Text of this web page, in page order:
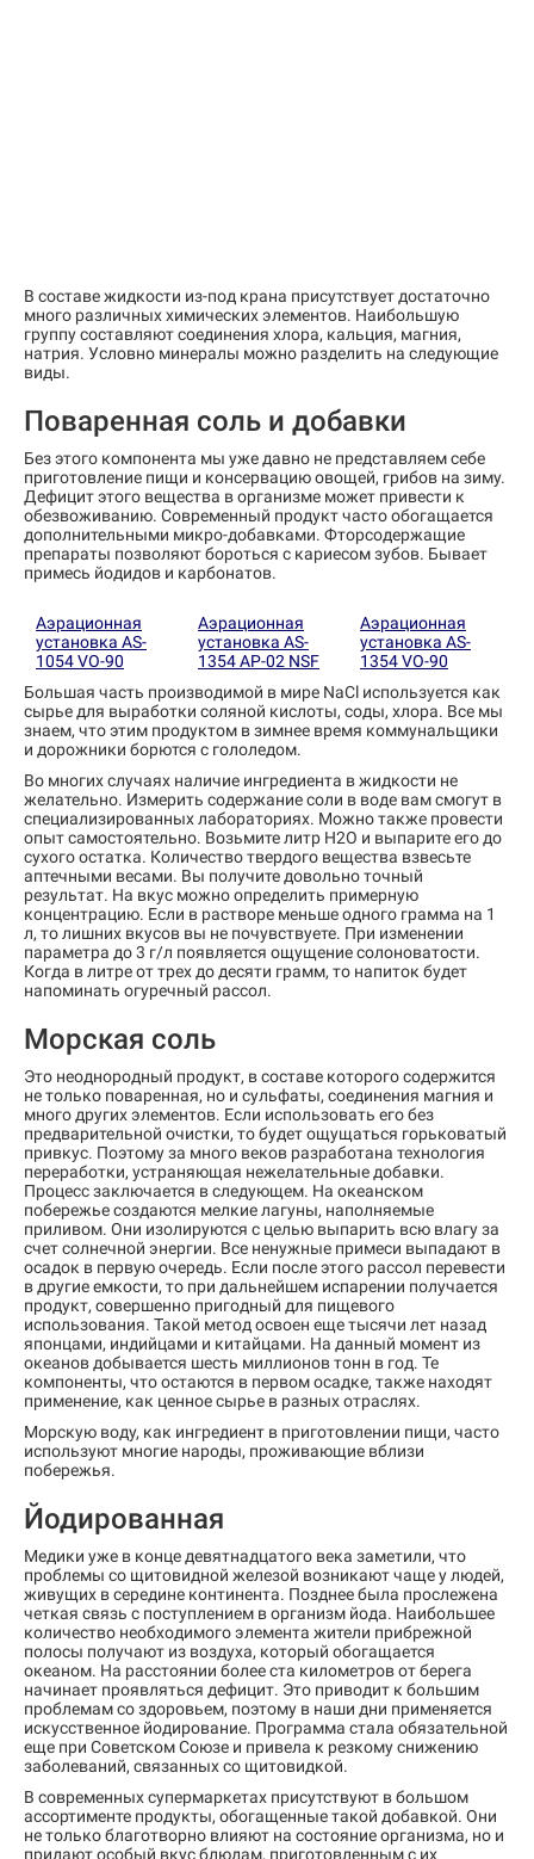
В составе жидкости из-под крана присутствует достаточно
много различных химических элементов. Наибольшую
группу составляют соединения хлора, кальция, магния,
натрия. Условно минералы можно разделить на следующие
виды.
Поваренная соль и добавки
Без этого компонента мы уже давно не представляем себе
приготовление пищи и консервацию овощей, грибов на зиму.
Дефицит этого вещества в организме может привести к
обезвоживанию. Современный продукт часто обогащается
дополнительными микро-добавками. Фторсодержащие
препараты позволяют бороться с кариесом зубов. Бывает
примесь йодидов и карбонатов.
Аэрационная
установка AS-
1054 VO-90
Аэрационная
установка AS-
1354 AP-02 NSF
Аэрационная
установка AS-
1354 VO-90
Большая часть производимой в мире NaCl используется как
сырье для выработки соляной кислоты, соды, хлора. Все мы
знаем, что этим продуктом в зимнее время коммунальщики
и дорожники борются с гололедом.
Во многих случаях наличие ингредиента в жидкости не
желательно. Измерить содержание соли в воде вам смогут в
специализированных лабораториях. Можно также провести
опыт самостоятельно. Возьмите литр Н2О и выпарите его до
сухого остатка. Количество твердого вещества взвесьте
аптечными весами. Вы получите довольно точный
результат. На вкус можно определить примерную
концентрацию. Если в растворе меньше одного грамма на 1
л, то лишних вкусов вы не почувствуете. При изменении
параметра до 3 г/л появляется ощущение солоноватости.
Когда в литре от трех до десяти грамм, то напиток будет
напоминать огуречный рассол.
Морская соль
Это неоднородный продукт, в составе которого содержится
не только поваренная, но и сульфаты, соединения магния и
много других элементов. Если использовать его без
предварительной очистки, то будет ощущаться горьковатый
привкус. Поэтому за много веков разработана технология
переработки, устраняющая нежелательные добавки.
Процесс заключается в следующем. На океанском
побережье создаются мелкие лагуны, наполняемые
приливом. Они изолируются с целью выпарить всю влагу за
счет солнечной энергии. Все ненужные примеси выпадают в
осадок в первую очередь. Если после этого рассол перевести
в другие емкости, то при дальнейшем испарении получается
продукт, совершенно пригодный для пищевого
использования. Такой метод освоен еще тысячи лет назад
японцами, индийцами и китайцами. На данный момент из
океанов добывается шесть миллионов тонн в год. Те
компоненты, что остаются в первом осадке, также находят
применение, как ценное сырье в разных отраслях.
Морскую воду, как ингредиент в приготовлении пищи, часто
используют многие народы, проживающие вблизи
побережья.
Йодированная
Медики уже в конце девятнадцатого века заметили, что
проблемы со щитовидной железой возникают чаще у людей,
живущих в середине континента. Позднее была прослежена
четкая связь с поступлением в организм йода. Наибольшее
количество необходимого элемента жители прибрежной
полосы получают из воздуха, который обогащается
океаном. На расстоянии более ста километров от берега
начинает проявляться дефицит. Это приводит к большим
проблемам со здоровьем, поэтому в наши дни применяется
искусственное йодирование. Программа стала обязательной
еще при Советском Союзе и привела к резкому снижению
заболеваний, связанных со щитовидкой.
В современных супермаркетах присутствуют в большом
ассортименте продукты, обогащенные такой добавкой. Они
не только благотворно влияют на состояние организма, но и
придают особый вкус блюдам, приготовленным с их